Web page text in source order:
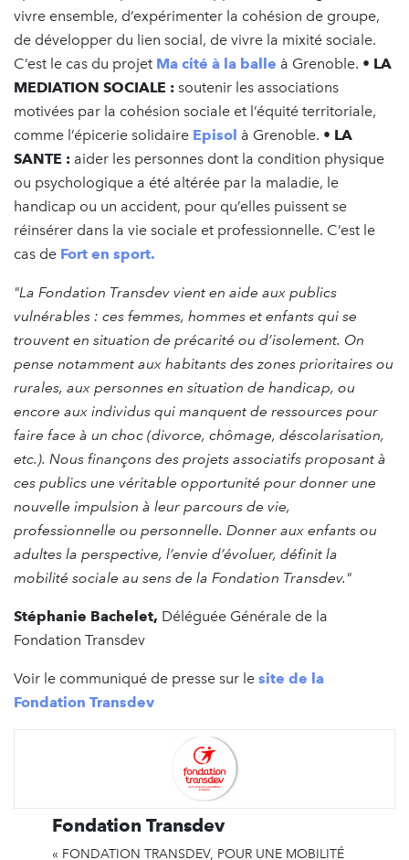
vivre ensemble, d’expérimenter la cohésion de groupe,
de développer du lien social, de vivre la mixité sociale.
C’est le cas du projet Ma cité à la balle à Grenoble. • LA
MEDIATION SOCIALE : soutenir les associations
motivées par la cohésion sociale et l’équité territoriale,
comme l’épicerie solidaire Episol à Grenoble. • LA
SANTE : aider les personnes dont la condition physique
ou psychologique a été altérée par la maladie, le
handicap ou un accident, pour qu’elles puissent se
réinsérer dans la vie sociale et professionnelle. C’est le
cas de Fort en sport.
"La Fondation Transdev vient en aide aux publics
vulnérables : ces femmes, hommes et enfants qui se
trouvent en situation de précarité ou d’isolement. On
pense notamment aux habitants des zones prioritaires ou
rurales, aux personnes en situation de handicap, ou
encore aux individus qui manquent de ressources pour
faire face à un choc (divorce, chômage, déscolarisation,
etc.). Nous finançons des projets associatifs proposant à
ces publics une véritable opportunité pour donner une
nouvelle impulsion à leur parcours de vie,
professionnelle ou personnelle. Donner aux enfants ou
adultes la perspective, l’envie d’évoluer, définit la
mobilité sociale au sens de la Fondation Transdev."
Stéphanie Bachelet, Déléguée Générale de la
Fondation Transdev
Voir le communiqué de presse sur le site de la
Fondation Transdev
Fondation Transdev
« FONDATION TRANSDEV, POUR UNE MOBILITÉ